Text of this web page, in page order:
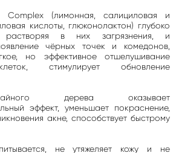
(лимонная, салициловая и
кислоты, глюконолактон) глубоко
в них загрязнения, и
чёрных точек и комедонов,
но эффективное отшелушивание
стимулирует обновление
дерева оказывает
эффект, уменьшает покраснение,
акне, способствует быстрому
не утяжеляет кожу и не